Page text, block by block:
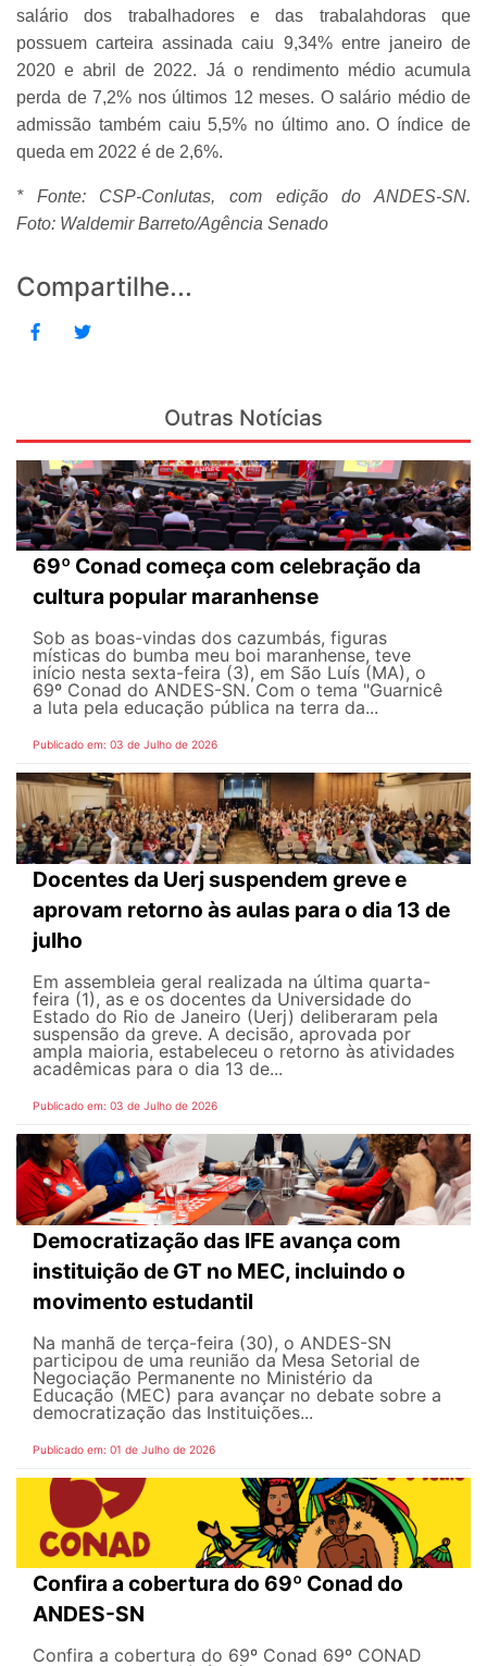
salário dos trabalhadores e das trabalahdoras que
possuem carteira assinada caiu 9,34% entre janeiro de
2020 e abril de 2022. Já o rendimento médio acumula
perda de 7,2% nos últimos 12 meses. O salário médio de
admissão também caiu 5,5% no último ano. O índice de
queda em 2022 é de 2,6%.
* Fonte: CSP-Conlutas, com edição do ANDES-SN.
Foto: Waldemir Barreto/Agência Senado
Compartilhe...
Outras Notícias
69º Conad começa com celebração da
cultura popular maranhense
Sob as boas-vindas dos cazumbás, figuras
místicas do bumba meu boi maranhense, teve
início nesta sexta-feira (3), em São Luís (MA), o
69º Conad do ANDES-SN. Com o tema "Guarnicê
a luta pela educação pública na terra da...
Publicado em: 03 de Julho de 2026
Docentes da Uerj suspendem greve e
aprovam retorno às aulas para o dia 13 de
julho
Em assembleia geral realizada na última quarta-
feira (1), as e os docentes da Universidade do
Estado do Rio de Janeiro (Uerj) deliberaram pela
suspensão da greve. A decisão, aprovada por
ampla maioria, estabeleceu o retorno às atividades
acadêmicas para o dia 13 de...
Publicado em: 03 de Julho de 2026
Democratização das IFE avança com
instituição de GT no MEC, incluindo o
movimento estudantil
Na manhã de terça-feira (30), o ANDES-SN
participou de uma reunião da Mesa Setorial de
Negociação Permanente no Ministério da
Educação (MEC) para avançar no debate sobre a
democratização das Instituições...
Publicado em: 01 de Julho de 2026
Confira a cobertura do 69º Conad do
ANDES-SN
Confira a cobertura do 69º Conad 69º CONAD